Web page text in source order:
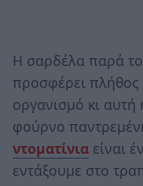
Η σαρδέλα παρά το
προσφέρει πλήθος
οργανισμό κι αυτή
φούρνο
ντοματίνια είναι
εντάξουμε στο